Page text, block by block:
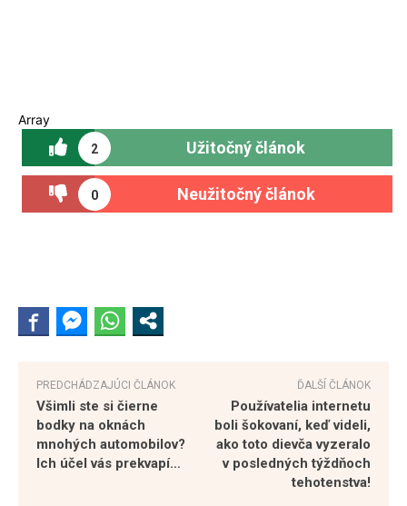
Array
2 Užitočný článok
0 Neužitočný článok
PREDCHÁDZAJÚCI ČLÁNOK
Všimli ste si čierne
bodky na oknách
mnohých automobilov?
Ich účel vás prekvapí…
ĎALŠÍ ČLÁNOK
Používatelia internetu
boli šokovaní, keď videli,
ako toto dievča vyzeralo
v posledných týždňoch
tehotenstva!